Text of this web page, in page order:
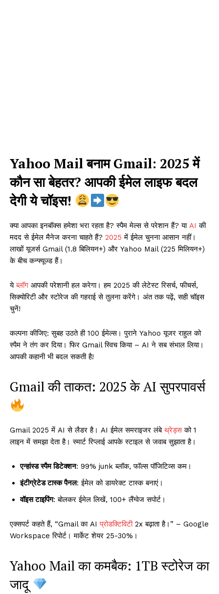
Yahoo Mail बनाम Gmail: 2025 में
कौन सा बेहतर? आपकी ईमेल लाइफ बदल
देगी ये चॉइस!
क्या आपका इनबॉक्स हमेशा भरा रहता है? स्पैम मेल्स से परेशान हैं? या AI की
मदद से ईमेल मैनेज करना चाहते हैं? 2025 में ईमेल चुनना आसान नहीं।
लाखों यूजर्स Gmail (1.8 बिलियन+) और Yahoo Mail (225 मिलियन+)
के बीच कन्फ्यूज्ड हैं।
येब्लॉग आपकी परेशानी हल करेगा। हम 2025 की लेटेस्ट रिसर्च, फीचर्स,
सिक्योरिटी और स्टोरेज की गहराई से तुलना करेंगे। अंत तक पढ़ें, सही चॉइस
चुनें!
कल्पना कीजिए: सुबह उठते ही 100 ईमेल्स। पुराने Yahoo यूजर राहुल को
स्पैम ने तंग कर दिया। फिर Gmail स्विच किया – AI ने सब संभाल लिया।
आपकी कहानी भी बदल सकती है!
Gmail की ताकत: 2025 के AI सुपरपावर्स
Gmail 2025 में AI से लैडर है। AI ईमेल समराइजर लंबे थ्रेड्सको 1
लाइन में समझा देता है। स्मार्ट रिप्लाई आपके स्टाइल से जवाब सुझाता है।
एन्हांस्ड स्पैम डिटेक्शन: 99% junk ब्लॉक, फॉल्स पॉजिटिव्स कम।
इंटीग्रेटेड टास्क पैनल: ईमेल को डायरेक्ट टास्क बनाएं।
वॉइस टाइपिंग: बोलकर ईमेल लिखें, 100+ लैंग्वेज सपोर्ट।
एक्सपर्ट कहते हैं, “Gmail का AIप्रोडक्टिविटी2x बढ़ाता है।” – Google
Workspace रिपोर्ट। मार्केट शेयर 25-30%।
Yahoo Mail का कमबैक: 1TB स्टोरेज का
जादू